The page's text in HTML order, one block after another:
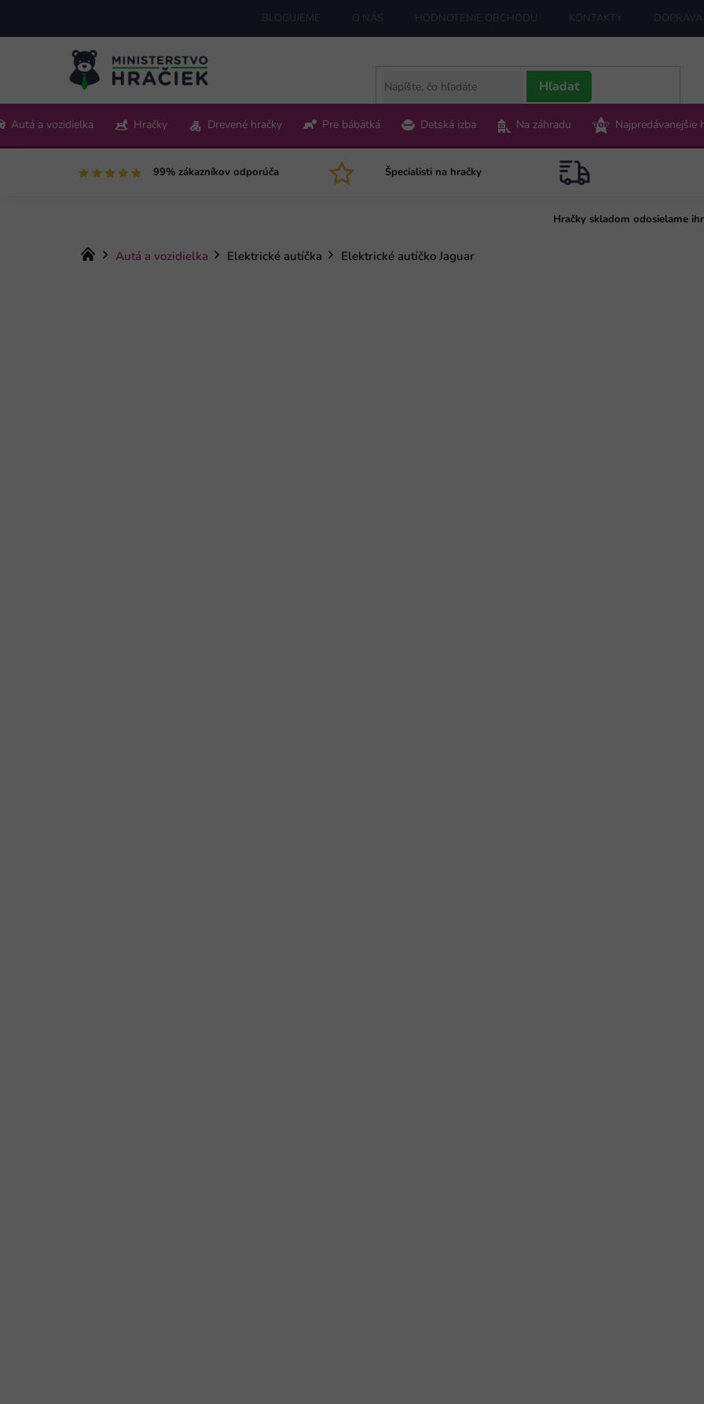
obsah
BLOGUJEME O NÁS HODNOTENIE OBCHODU KONTAKTY
Pon-Pia 9:00-15:00
Hľadať
Autá a vozidielka Hračky Drevené hračky Pre bábätká Detská izba Na záhradu Najpredávanejšie
99% zákazníkov odporúča Špecialisti na hračky
Hračky skladom odosielame
Domov
Autá a vozidielka Elektrické autíčka Elektrické autíčko Jaguar